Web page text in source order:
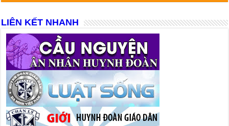
LIÊN KẾT NHANH